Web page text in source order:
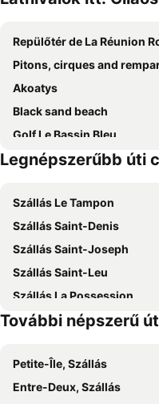
Repülőtér de La Réunion Roland
Pitons, cirques and remparts of Reunion
Akoatys
Black sand beach
Golf Le Bassin Bleu
Plage des Roches noires
Piton de la Fournaise
Legnépszerűbb úti
Szállás Le Tampon
Szállás Saint-Denis
Szállás Saint-Joseph
Szállás Saint-Leu
Szállás La Possession
További népszerű
Petite-Île, Szállás
Entre-Deux, Szállás